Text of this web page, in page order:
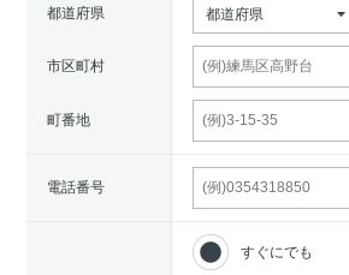
都道府県 都道府県
市区町村
町番地
電話番号
すぐにでも